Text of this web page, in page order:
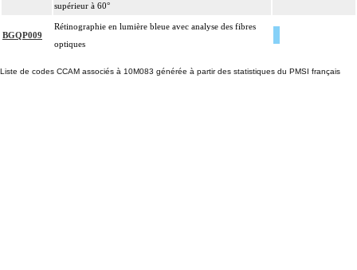
supérieur à 60°
BGQP009
Rétinographie en lumière bleue avec analyse des fibres
optiques
Liste de codes CCAM associés à 10M083 générée à partir des statistiques du PMSI français